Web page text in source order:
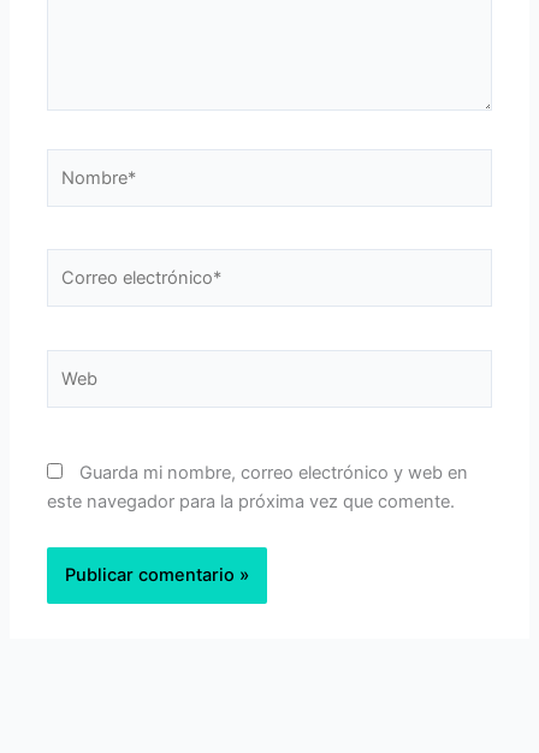
electrónico*
Guarda mi nombre, correo electrónico y web en
este navegador para la próxima vez que comente.